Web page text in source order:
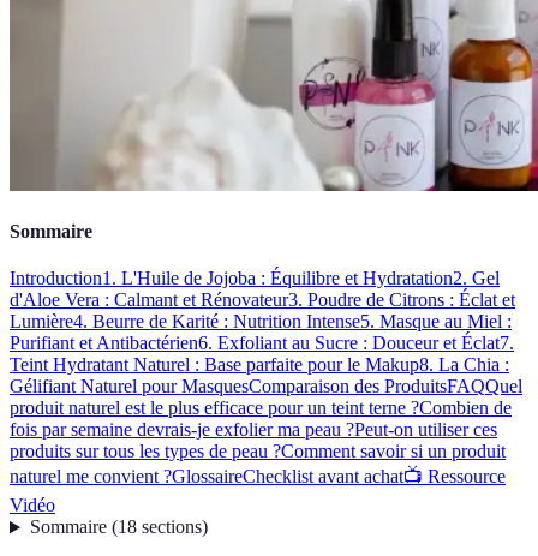
Sommaire
Introduction1. L'Huile de Jojoba : Équilibre et Hydratation2. Gel
d'Aloe Vera : Calmant et Rénovateur3. Poudre de Citrons : Éclat et
Lumière4. Beurre de Karité : Nutrition Intense5. Masque au Miel :
Purifiant et Antibactérien6. Exfoliant au Sucre : Douceur et Éclat7.
Teint Hydratant Naturel : Base parfaite pour le Makup8. La Chia :
Gélifiant Naturel pour MasquesComparaison des ProduitsFAQQuel
produit naturel est le plus efficace pour un teint terne ?Combien de
fois par semaine devrais-je exfolier ma peau ?Peut-on utiliser ces
produits sur tous les types de peau ?Comment savoir si un produit
naturel me convient ?GlossaireChecklist avant achat📺 Ressource
Vidéo
Sommaire(18 sections)